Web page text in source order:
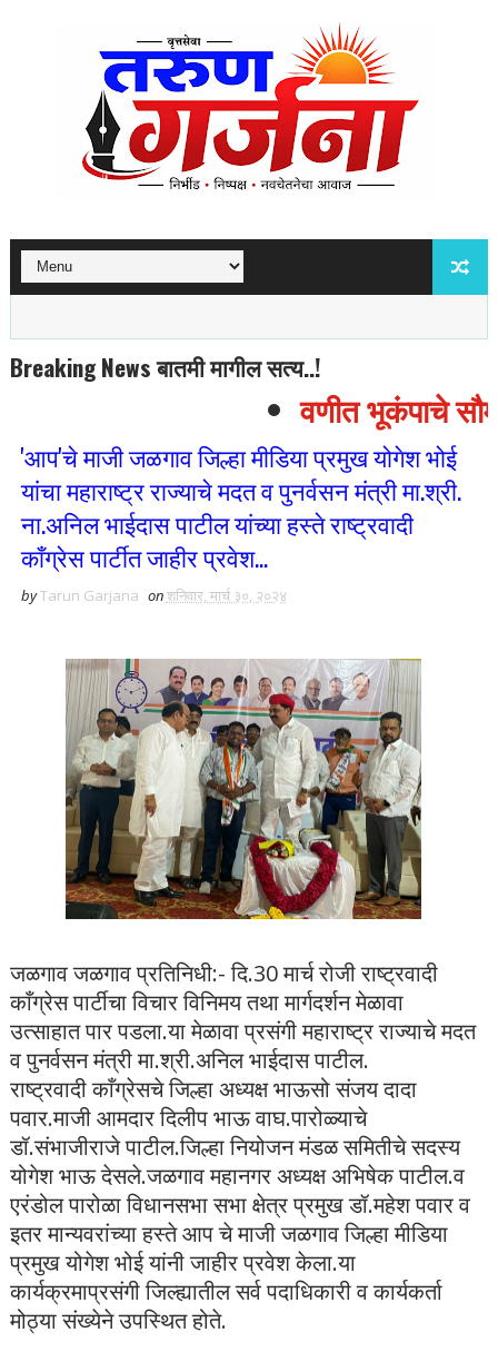
Breaking News बातमी मागील सत्य..!
वणीत भूकंपाचे
'आप'चे माजी जळगाव जिल्हा मीडिया प्रमुख योगेश भोई
यांचा महाराष्ट्र राज्याचे मदत व पुनर्वसन मंत्री मा.श्री.
ना.अनिल भाईदास पाटील यांच्या हस्ते राष्ट्रवादी
काँग्रेस पार्टीत जाहीर प्रवेश...
byTarun Garjana onशनिवार, मार्च ३०, २०२४
जळगाव जळगाव प्रतिनिधी:- दि.30 मार्च रोजी राष्ट्रवादी
काँग्रेस पार्टीचा विचार विनिमय तथा मार्गदर्शन मेळावा
उत्साहात पार पडला.या मेळावा प्रसंगी महाराष्ट्र राज्याचे मदत
व पुनर्वसन मंत्री मा.श्री.अनिल भाईदास पाटील.
राष्ट्रवादी काँग्रेसचे जिल्हा अध्यक्ष भाऊसो संजय दादा
पवार.माजी आमदार दिलीप भाऊ वाघ.पारोळ्याचे
डॉ.संभाजीराजे पाटील.जिल्हा नियोजन मंडळ समितीचे सदस्य
योगेश भाऊ देसले.जळगाव महानगर अध्यक्ष अभिषेक पाटील.व
एरंडोल पारोळा विधानसभा सभा क्षेत्र प्रमुख डॉ.महेश पवार व
इतर मान्यवरांच्या हस्ते आप चे माजी जळगाव जिल्हा मीडिया
प्रमुख योगेश भोई यांनी जाहीर प्रवेश केला.या
कार्यक्रमाप्रसंगी जिल्ह्यातील सर्व पदाधिकारी व कार्यकर्ता
मोठ्या संख्येने उपस्थित होते.